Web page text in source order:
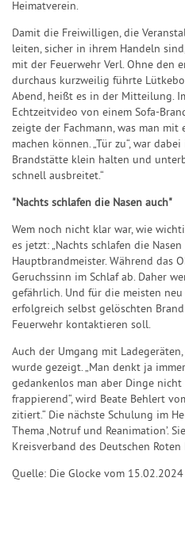
Heimatverein.
Damit die Freiwilligen, die
leiten, sicher in ihrem Handeln
mit der Feuerwehr Verl. Ohne den
durchaus kurzweilig führte
Abend, heißt es in der Mitteilung.
Echtzeitvideo von einem Sofa-
zeigte der Fachmann, was man
machen können. „Tür zu“, war
Brandstätte klein halten und
schnell ausbreitet.“
"Nachts schlafen die Nasen auch"
Wem noch nicht klar war, wie
es jetzt: „Nachts schlafen die
Hauptbrandmeister. Während das
Geruchssinn im Schlaf ab. Daher
gefährlich. Und für die meisten
erfolgreich selbst gelöschten
Feuerwehr kontaktieren soll.
Auch der Umgang mit
wurde gezeigt. „Man denkt ja
gedankenlos man aber Dinge
frappierend“, wird Beate Behlert
zitiert.“ Die nächste Schulung im
Thema ‚Notruf und Reanimation’.
Kreisverband des Deutschen
Quelle: Die Glocke vom 15.02.2024